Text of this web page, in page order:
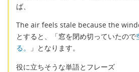
ば、
The air feels stale because the
とすると、「窓を閉め切っていたので
る。
」となります。
役に立ちそうな単語とフレーズ